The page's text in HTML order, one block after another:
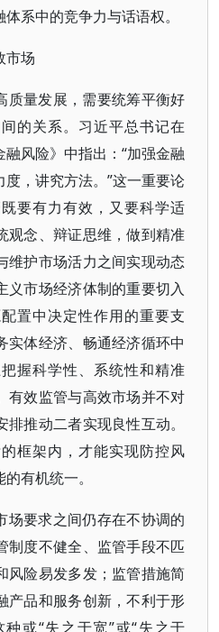
系中的竞争力与话语权。
市场
质量发展，需要统筹平衡好
的关系。习近平总书记在
融风险》中指出：“加强金融
，讲究方法。”这一重要论
要有力有效，又要科学适
观念、辩证思维，做到精准
维护市场活力之间实现动态
义市场经济体制的重要切入
置中决定性作用的重要支
实体经济、畅通经济循环中
握科学性、系统性和精准
有效监管与高效市场并不对
推动二者实现良性互动。
框架内，才能实现防控风
有机统一。
场要求之间仍存在不协调的
制度不健全、监管手段不匹
风险易发多发；监管措施简
产品和服务创新，不利于形
或“失之于宽”或“失之于